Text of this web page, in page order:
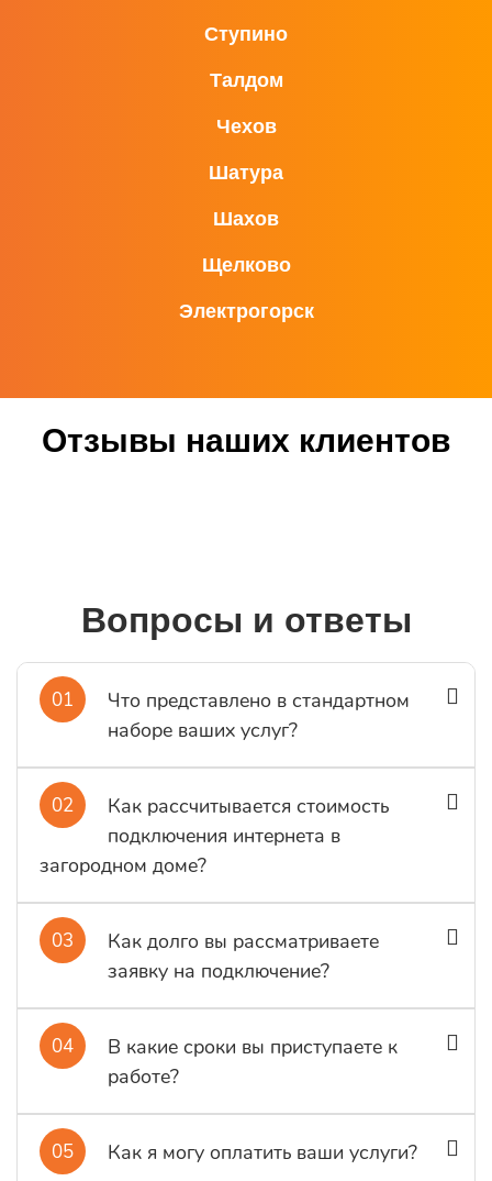
Ступино
Талдом
Чехов
Шатура
Шахов
Щелково
Электрогорск
Отзывы наших клиентов
Вопросы и ответы
01
Что представлено в стандартном
наборе ваших услуг?
02
Как рассчитывается стоимость
подключения интернета в
загородном доме?
03
Как долго вы рассматриваете
заявку на подключение?
04
В какие сроки вы приступаете к
работе?
05 Как я могу оплатить ваши услуги?